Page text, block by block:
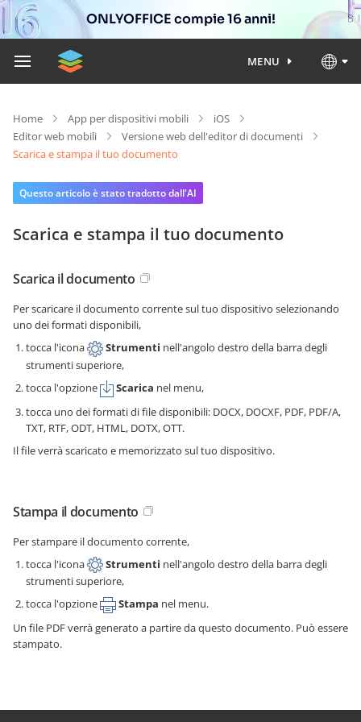
ONLYOFFICE compie 16 anni!
MENU
Home App per dispositivi mobili
iOS
Editor web mobili
Versione web dell'editor di documenti
Scarica e stampa il tuo documento
Questo articolo è stato tradotto dall'AI
Scarica e stampa il tuo documento
Scarica il documento
Per scaricare il documento corrente sul tuo dispositivo selezionando
uno dei formati disponibili,
tocca l'icona
Strumenti nell'angolo destro della barra degli
strumenti superiore,
tocca l'opzione
Scarica nel menu,
tocca uno dei formati di file disponibili: DOCX, DOCXF, PDF, PDF/A,
TXT, RTF, ODT, HTML, DOTX, OTT.
Il file verrà scaricato e memorizzato sul tuo dispositivo.
Stampa il documento
Per stampare il documento corrente,
tocca l'icona
Strumenti nell'angolo destro della barra degli
strumenti superiore,
tocca l'opzione
Stampa nel menu.
Un file PDF verrà generato a partire da questo documento. Può essere
stampato.